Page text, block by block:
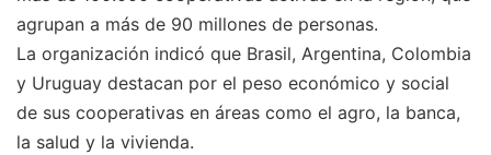
agrupan a más de 90 millones de personas.
La organización indicó que Brasil, Argentina, Colombia
y Uruguay destacan por el peso económico y social
de sus cooperativas en áreas como el agro, la banca,
la salud y la vivienda.